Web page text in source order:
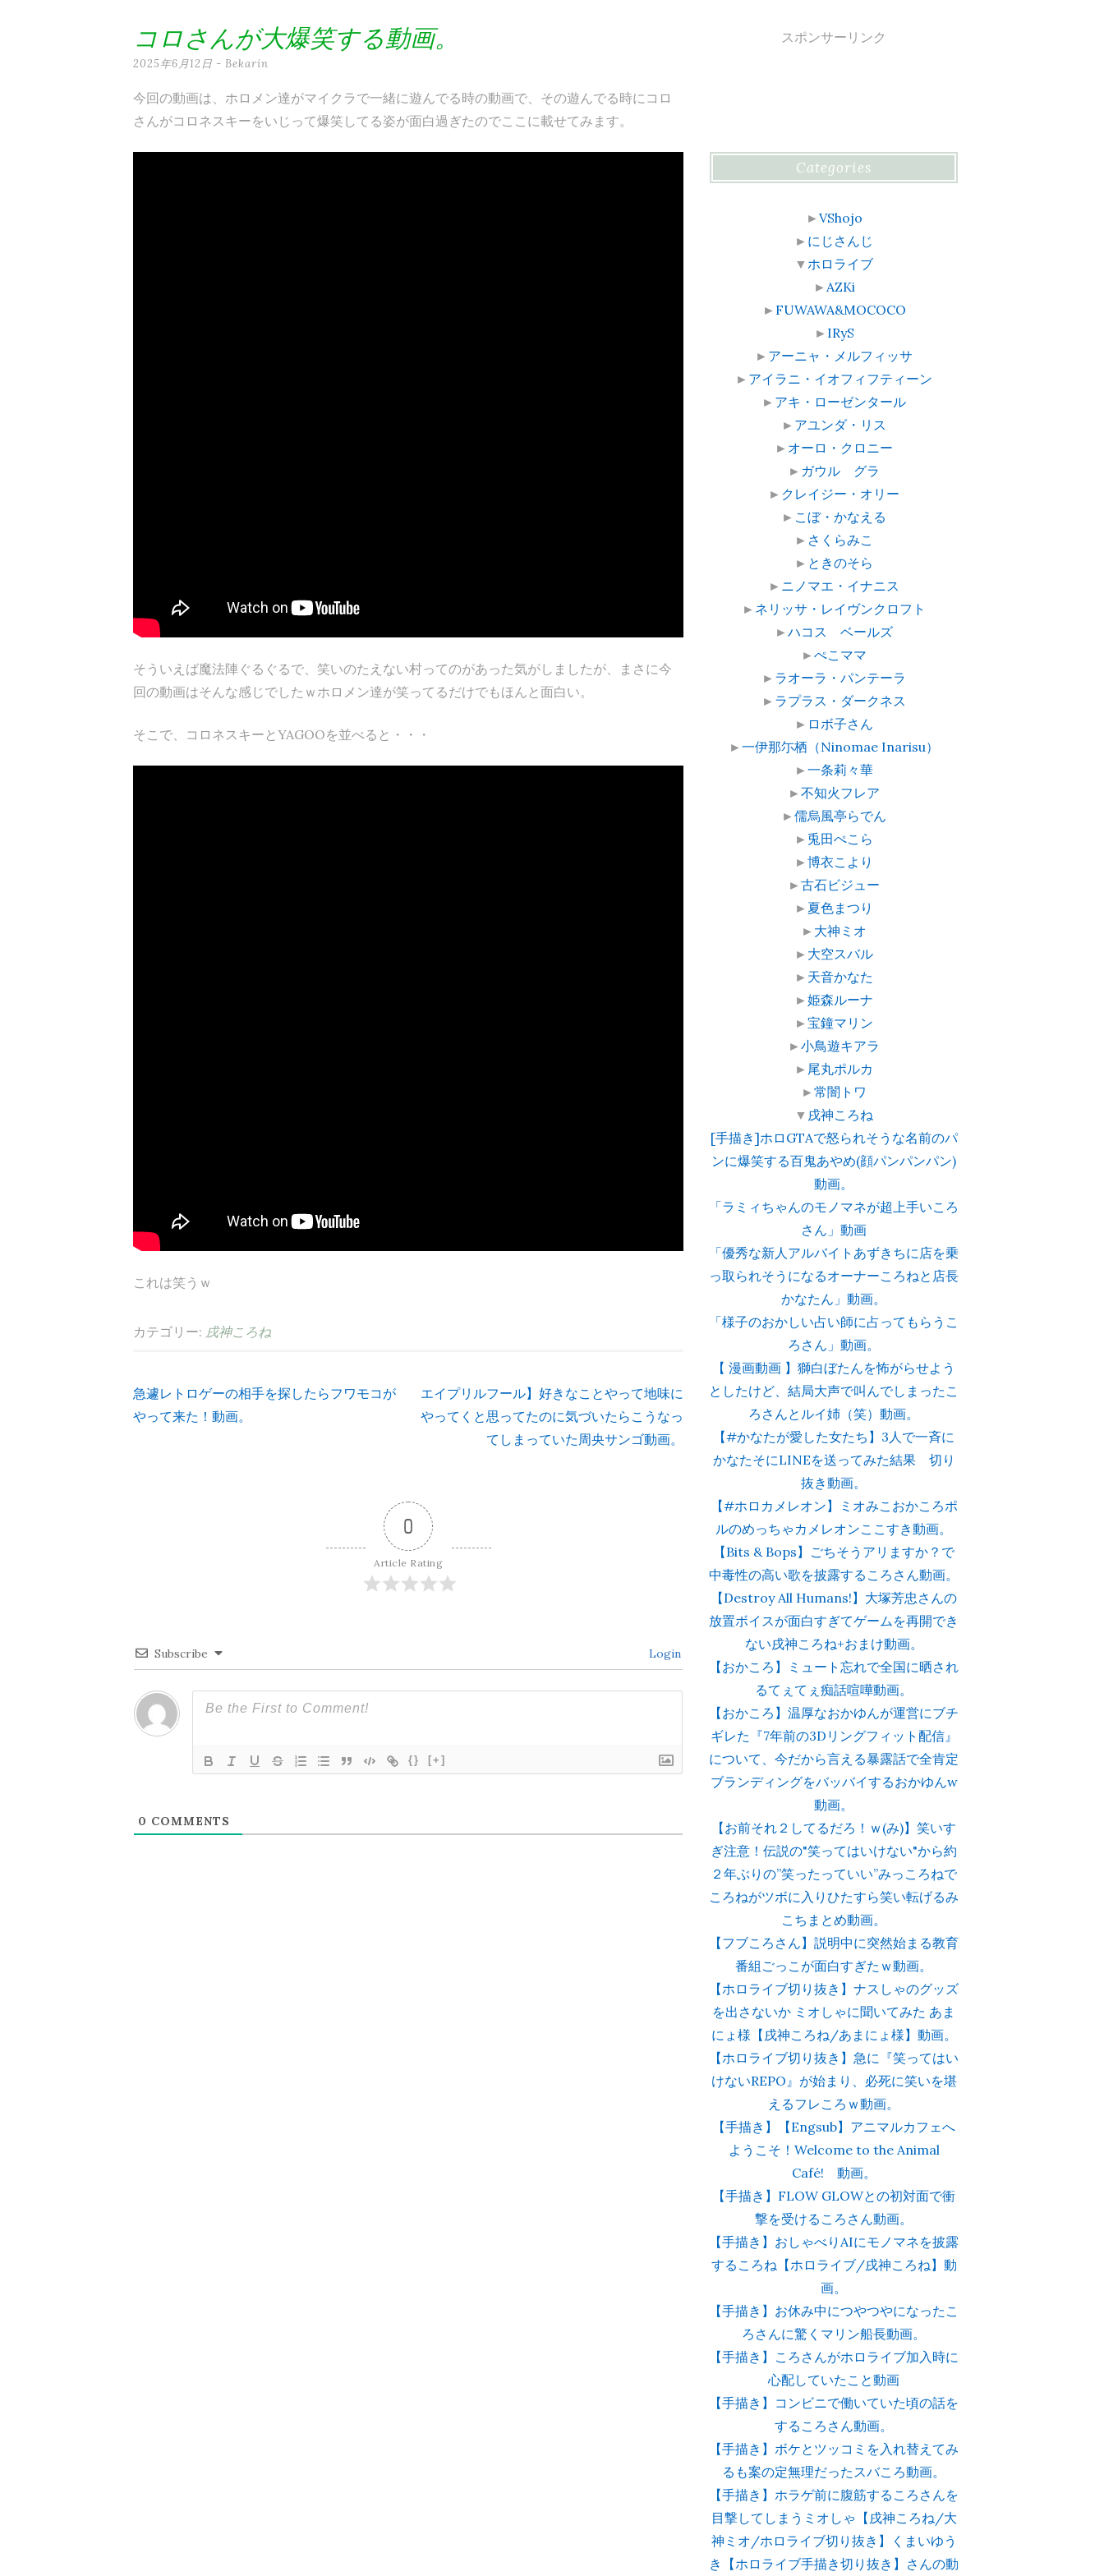
ン
へ
ス
コロさんが大爆笑する動画。
2025年6月12日 - Bekarin
今回の動画は、ホロメン達がマイクラで一緒に遊んでる時の動画で、その遊んでる時にコロ
さんがコロネスキーをいじって爆笑してる姿が面白過ぎたのでここに載せてみます。
そういえば魔法陣ぐるぐるで、笑いのたえない村ってのがあった気がしましたが、まさに今
回の動画はそんな感じでしたｗホロメン達が笑ってるだけでもほんと面白い。
そこで、コロネスキーとYAGOOを並べると・・・
これは笑うｗ
カテゴリー: 戌神ころね
投
シ
ョ
急遽レトロゲーの相手を探したらフワモコが
やって来た！動画。
エイプリルフール】好きなことやって地味に
やってくと思ってたのに気づいたらこうなっ
てしまっていた周央サンゴ動画。
0
Article Rating
Subscribe Login
{} [+]
0 COMMENTS
スポンサーリンク
Categories
►VShojo
► にじさんじ
▼ ホロライブ
► AZKi
► FUWAWA&MOCOCO
► IRyS
► アーニャ・メルフィッサ
► アイラニ・イオフィフティーン
► アキ・ローゼンタール
► アユンダ・リス
► オーロ・クロニー
► ガウル グラ
► クレイジー・オリー
► こぼ・かなえる
► さくらみこ
► ときのそら
► ニノマエ・イナニス
► ネリッサ・レイヴンクロフト
►ハコス ベールズ
►ぺこママ
► ラオーラ・パンテーラ
► ラプラス・ダークネス
► ロボ子さん
►一伊那尓栖（Ninomae Inarisu）
►一条莉々華
►不知火フレア
►儒烏風亭らでん
► 兎田ぺこら
►博衣こより
►古石ビジュー
► 夏色まつり
► 大神ミオ
► 大空スバル
► 天音かなた
►姫森ルーナ
►宝鐘マリン
►小鳥遊キアラ
► 尾丸ポルカ
►常闇トワ
▼ 戌神ころね
[手描き]ホロGTAで怒られそうな名前のパ
ンに爆笑する百鬼あやめ(顔パンパンパン)
動画。
「ラミィちゃんのモノマネが超上手いころ
さん」動画
「優秀な新人アルバイトあずきちに店を乗
っ取られそうになるオーナーころねと店長
かなたん」動画。
「様子のおかしい占い師に占ってもらうこ
ろさん」動画。
【 漫画動画 】獅白ぼたんを怖がらせよう
としたけど、結局大声で叫んでしまったこ
ろさんとルイ姉（笑）動画。
【#かなたが愛した女たち】3人で一斉に
かなたそにLINEを送ってみた結果 切り
抜き動画。
【#ホロカメレオン】ミオみこおかころポ
ルのめっちゃカメレオンここすき動画。
【Bits & Bops】ごちそうアリますか？で
中毒性の高い歌を披露するころさん動画。
【Destroy All Humans!】大塚芳忠さんの
放置ボイスが面白すぎてゲームを再開でき
ない戌神ころね+おまけ動画。
【おかころ】ミュート忘れで全国に晒され
るてぇてぇ痴話喧嘩動画。
【おかころ】温厚なおかゆんが運営にブチ
ギレた『7年前の3Dリングフィット配信』
について、今だから言える暴露話で全肯定
ブランディングをバッバイするおかゆんw
動画。
【お前それ２してるだろ！ｗ(み)】笑いす
ぎ注意！伝説の"笑ってはいけない"から約
２年ぶりの”笑ったっていい”みっころねで
ころねがツボに入りひたすら笑い転げるみ
こちまとめ動画。
【フブころさん】説明中に突然始まる教育
番組ごっこが面白すぎたｗ動画。
【ホロライブ切り抜き】ナスしゃのグッズ
を出さないか ミオしゃに聞いてみた あま
にょ様【戌神ころね/あまにょ様】動画。
【ホロライブ切り抜き】急に『笑ってはい
けないREPO』が始まり、必死に笑いを堪
えるフレころｗ動画。
【手描き】【Engsub】アニマルカフェへ
ようこそ！Welcome to the Animal
Café! 動画。
【手描き】FLOW GLOWとの初対面で衝
撃を受けるころさん動画。
【手描き】おしゃべりAIにモノマネを披露
するころね【ホロライブ/戌神ころね】動
画。
【手描き】お休み中につやつやになったこ
ろさんに驚くマリン船長動画。
【手描き】ころさんがホロライブ加入時に
心配していたこと動画
【手描き】コンビニで働いていた頃の話を
するころさん動画。
【手描き】ボケとツッコミを入れ替えてみ
るも案の定無理だったスバころ動画。
【手描き】ホラゲ前に腹筋するころさんを
目撃してしまうミオしゃ【戌神ころね/大
神ミオ/ホロライブ切り抜き】くまいゆう
き【ホロライブ手描き切り抜き】さんの動